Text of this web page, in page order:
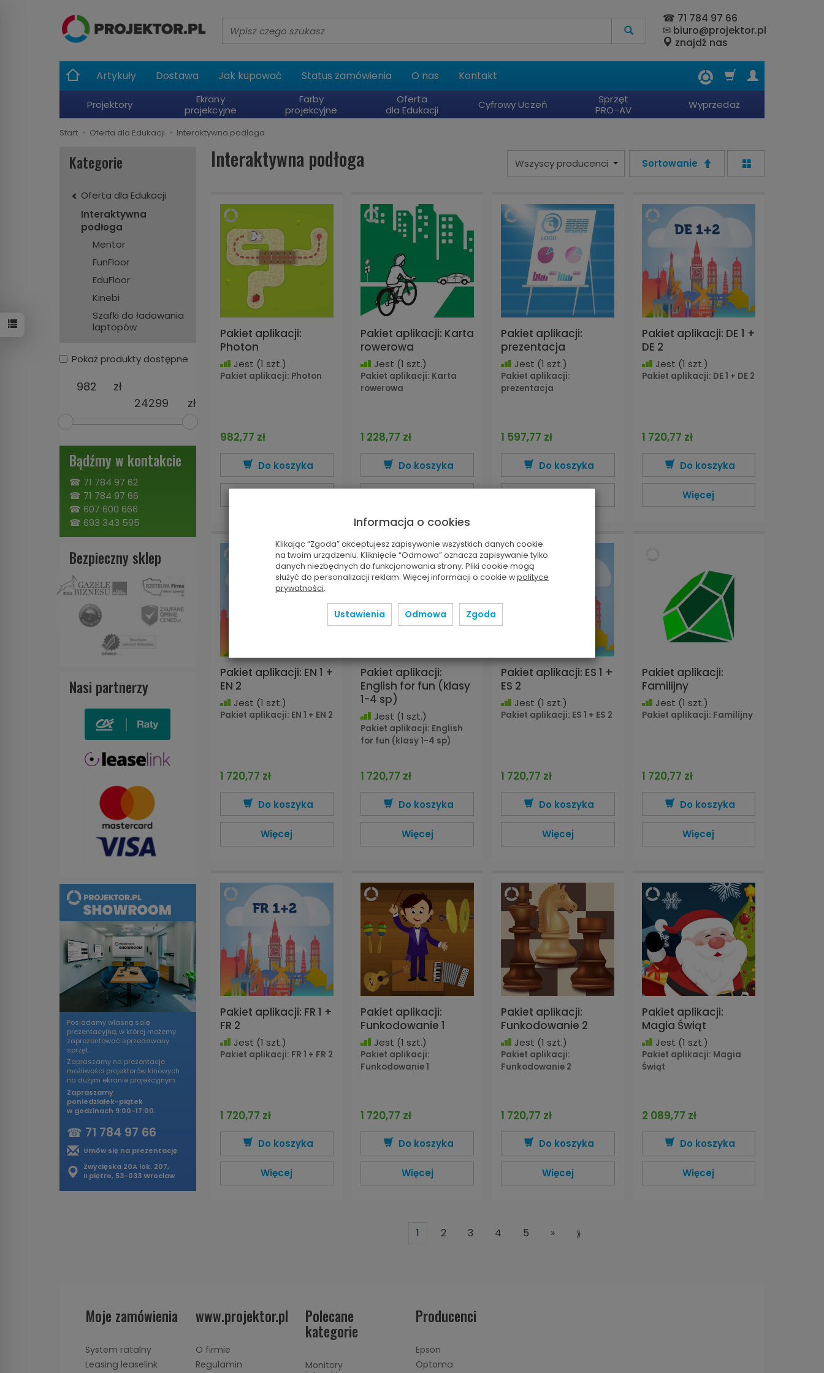
☎ 71 784 97 66
✉ biuro@projektor.pl
znajdź nas
Artykuły Dostawa Jak kupować Status zamówienia O nas Kontakt
Projektory
Ekrany
projekcyjne
Farby
projekcyjne
Oferta
dla Edukacji
Cyfrowy Uczeń
Sprzęt
PRO-AV
Wyprzedaż
Start Oferta dla Edukacji Interaktywna podłoga
Interaktywna podłoga Sortowanie
Pakiet aplikacji:
Photon
Jest (1 szt.)
Pakiet aplikacji: Photon
982,77 zł
Do koszyka
Pakiet aplikacji: Karta
rowerowa
Jest (1 szt.)
Pakiet aplikacji: Karta
rowerowa
1 228,77 zł
Do koszyka
Pakiet aplikacji:
prezentacja
Jest (1 szt.)
Pakiet aplikacji:
prezentacja
1 597,77 zł
Do koszyka
Pakiet aplikacji: DE 1 +
DE 2
Jest (1 szt.)
Pakiet aplikacji: DE 1 + DE 2
1 720,77 zł
Do koszyka
Więcej
Pakiet aplikacji: EN 1 +
EN 2
Jest (1 szt.)
Pakiet aplikacji: EN 1 + EN 2
1 720,77 zł
Do koszyka
Więcej
Pakiet aplikacji:
English for fun (klasy
1-4 sp)
Jest (1 szt.)
Pakiet aplikacji: English
for fun (klasy 1-4 sp)
1 720,77 zł
Do koszyka
Więcej
Pakiet aplikacji: ES 1 +
ES 2
Jest (1 szt.)
Pakiet aplikacji: ES 1 + ES 2
1 720,77 zł
Do koszyka
Więcej
Pakiet aplikacji:
Familijny
Jest (1 szt.)
Pakiet aplikacji: Familijny
1 720,77 zł
Do koszyka
Więcej
Pakiet aplikacji: FR 1 +
FR 2
Jest (1 szt.)
Pakiet aplikacji: FR 1 + FR 2
1 720,77 zł
Do koszyka
Więcej
Pakiet aplikacji:
Funkodowanie 1
Jest (1 szt.)
Pakiet aplikacji:
Funkodowanie 1
1 720,77 zł
Do koszyka
Więcej
Pakiet aplikacji:
Funkodowanie 2
Jest (1 szt.)
Pakiet aplikacji:
Funkodowanie 2
1 720,77 zł
Do koszyka
Więcej
Pakiet aplikacji:
Magia Świąt
Jest (1 szt.)
Pakiet aplikacji: Magia
Świąt
2 089,77 zł
Do koszyka
Więcej
1 2 3 4 5 »
Kategorie
Oferta dla Edukacji
Interaktywna
podłoga
Mentor
FunFloor
EduFloor
Kinebi
Szafki do ładowania
laptopów
Pokaż produkty dostępne
zł
zł
Bądźmy w kontakcie
☎ 71 784 97 62
☎ 71 784 97 66
☎ 607 600 666
☎ 693 343 595
Bezpieczny sklep
Nasi partnerzy
Posiadamy własną salę
prezentacyjną, w której możemy
zaprezentować sprzedawany
sprzęt.
Zapraszamy na prezentacje
możliwości projektorów kinowych
na dużym ekranie projekcyjnym.
Zapraszamy
poniedziałek-piątek
w godzinach 9:00-17:00.
☎ 71 784 97 66
Umów się na prezentację
Zwycięska 20A lok. 207,
II piętro, 53-033 Wrocław
Moje zamówienia
System ratalny
Leasing leaselink
www.projektor.pl
O firmie
Regulamin
Polecane
kategorie
Monitory
Producenci
Epson
Optoma
Informacja o cookies
Klikając “Zgoda” akceptujesz zapisywanie wszystkich danych cookie
na twoim urządzeniu. Kliknięcie “Odmowa” oznacza zapisywanie tylko
danych niezbędnych do funkcjonowania strony. Pliki cookie mogą
służyć do personalizacji reklam. Więcej informacji o cookie wpolityce
prywatności.
Ustawienia Odmowa Zgoda